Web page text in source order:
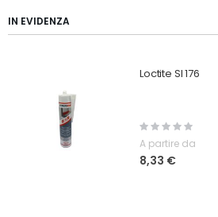
IN EVIDENZA
Loctite SI 176
Rating:
0%
A partire da
8,33 €